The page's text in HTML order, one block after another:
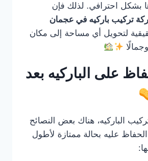
بشكل احترافي. لذلك فإن
تركيب باركيه في عجمان
لتحويل أي مساحة إلى مكان
على الباركيه بعد
الباركيه، هناك بعض النصائح
عليه بحالة ممتازة لأطول